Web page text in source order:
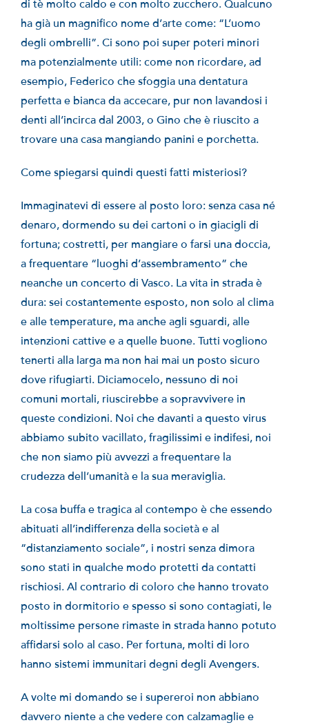
di tè molto caldo e con molto zucchero. Qualcuno
ha già un magnifico nome d’arte come: “L’uomo
degli ombrelli”. Ci sono poi super poteri minori
ma potenzialmente utili: come non ricordare, ad
esempio, Federico che sfoggia una dentatura
perfetta e bianca da accecare, pur non lavandosi i
denti all’incirca dal 2003, o Gino che è riuscito a
trovare una casa mangiando panini e porchetta.
Come spiegarsi quindi questi fatti misteriosi?
Immaginatevi di essere al posto loro: senza casa né
denaro, dormendo su dei cartoni o in giacigli di
fortuna; costretti, per mangiare o farsi una doccia,
a frequentare “luoghi d’assembramento” che
neanche un concerto di Vasco. La vita in strada è
dura: sei costantemente esposto, non solo al clima
e alle temperature, ma anche agli sguardi, alle
intenzioni cattive e a quelle buone. Tutti vogliono
tenerti alla larga ma non hai mai un posto sicuro
dove rifugiarti. Diciamocelo, nessuno di noi
comuni mortali, riuscirebbe a sopravvivere in
queste condizioni. Noi che davanti a questo virus
abbiamo subito vacillato, fragilissimi e indifesi, noi
che non siamo più avvezzi a frequentare la
crudezza dell’umanità e la sua meraviglia.
La cosa buffa e tragica al contempo è che essendo
abituati all’indifferenza della società e al
“distanziamento sociale”, i nostri senza dimora
sono stati in qualche modo protetti da contatti
rischiosi. Al contrario di coloro che hanno trovato
posto in dormitorio e spesso si sono contagiati, le
moltissime persone rimaste in strada hanno potuto
affidarsi solo al caso. Per fortuna, molti di loro
hanno sistemi immunitari degni degli Avengers.
A volte mi domando se i supereroi non abbiano
davvero niente a che vedere con calzamaglie e